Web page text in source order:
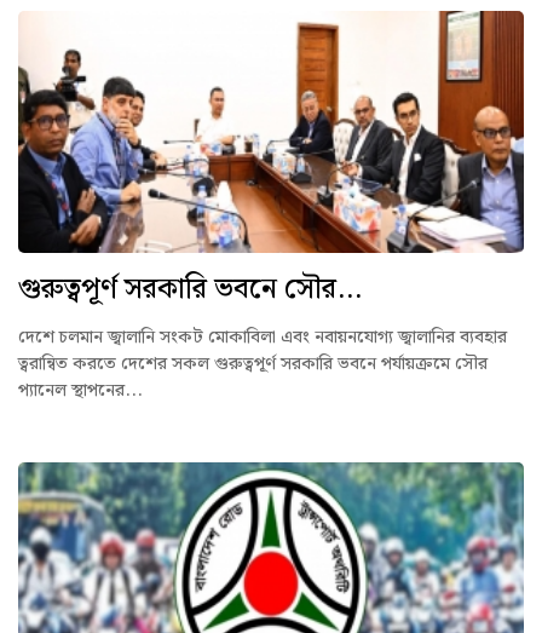
গুরুত্বপূর্ণ সরকারি ভবনে সৌর...
দেশে চলমান জ্বালানি সংকট মোকাবিলা এবং নবায়নযোগ্য জ্বালানির ব্যবহার
ত্বরান্বিত করতে দেশের সকল গুরুত্বপূর্ণ সরকারি ভবনে পর্যায়ক্রমে সৌর
প্যানেল স্থাপনের...